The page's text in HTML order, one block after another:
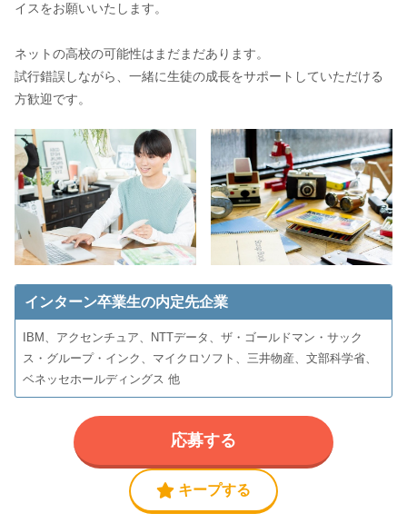
イスをお願いいたします。
ネットの高校の可能性はまだまだあります。
試行錯誤しながら、一緒に生徒の成長をサポートしていただける
方歓迎です。
インターン卒業生の内定先企業
IBM、アクセンチュア、NTTデータ、ザ・ゴールドマン・サック
ス・グループ・インク、マイクロソフト、三井物産、文部科学省、
ベネッセホールディングス 他
キープする
応募する